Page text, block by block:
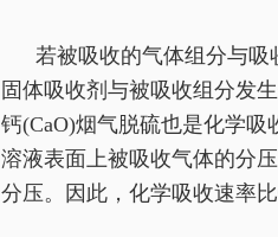
若被吸收的气体组分与吸
固体吸收剂与被吸收组分发
钙(CaO)烟气脱硫也是化学
溶液表面上被吸收气体的分
分压。因此，化学吸收速率